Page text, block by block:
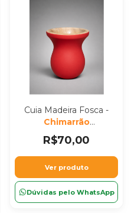
Cuia Madeira Fosca -
Chimarrão
Personalizado
R$70,00
Ver produto
Dúvidas pelo WhatsApp